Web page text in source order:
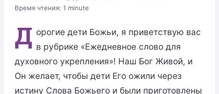
Время чтения: 1 minute
Д орогие дети Божьи, я приветствую вас
в рубрике «Ежедневное слово для
духовного укрепления»! Наш Бог Живой, и
Он желает, чтобы дети Его ожили через
истину Слова Божьего и были приготовлены